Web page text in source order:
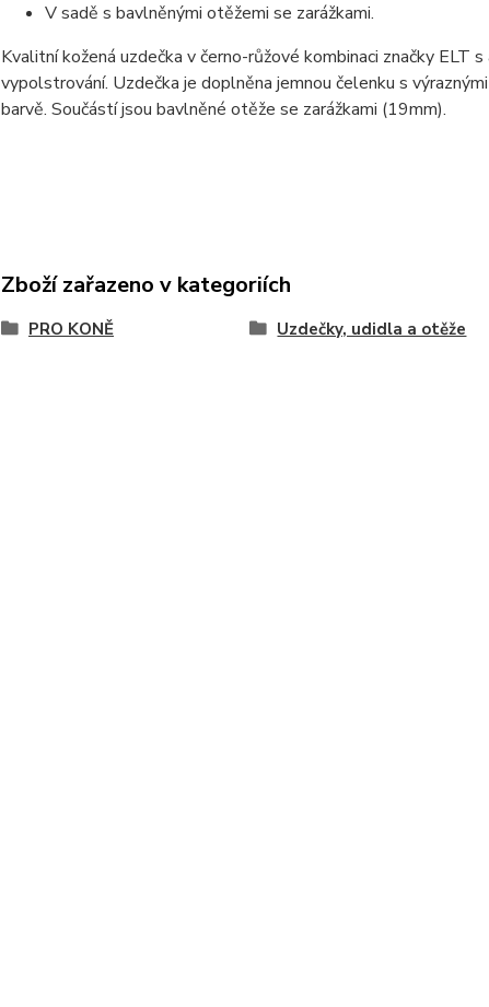
V sadě s bavlněnými otěžemi se zarážkami.
Kvalitní kožená uzdečka v černo-růžové kombinaci značky ELT
vypolstrování. Uzdečka je doplněna jemnou čelenku s
barvě. Součástí jsou bavlněné otěže se zarážkami (19mm).
Zboží zařazeno v kategoriích
PRO KONĚ Uzdečky, udidla a otěže